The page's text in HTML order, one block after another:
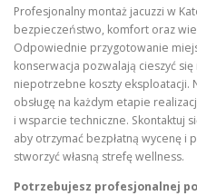
Profesjonalny montaż jacuzzi w
bezpieczeństwo, komfort oraz
Odpowiednie przygotowanie
konserwacja pozwalają cieszyć
niepotrzebne koszty eksploatacji.
obsługę na każdym etapie
i wsparcie techniczne. Skontaktuj
aby otrzymać bezpłatną wycenę i
stworzyć własną strefę wellness.
Potrzebujesz profesjonalnej